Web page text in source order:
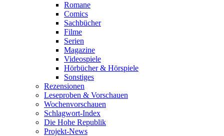
Romane
Comics
Sachbücher
Filme
Serien
Magazine
Videospiele
Hörbücher & Hörspiele
Sonstiges
Rezensionen
Leseproben & Vorschauen
Wochenvorschauen
Schlagwort-Index
Die Hohe Republik
Projekt-News